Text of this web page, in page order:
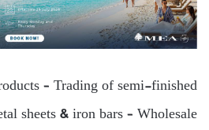
– Trading of semi-finished
sheets & iron bars – Wholesale